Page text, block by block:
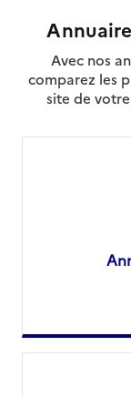
Avec nos
comparez les
site de